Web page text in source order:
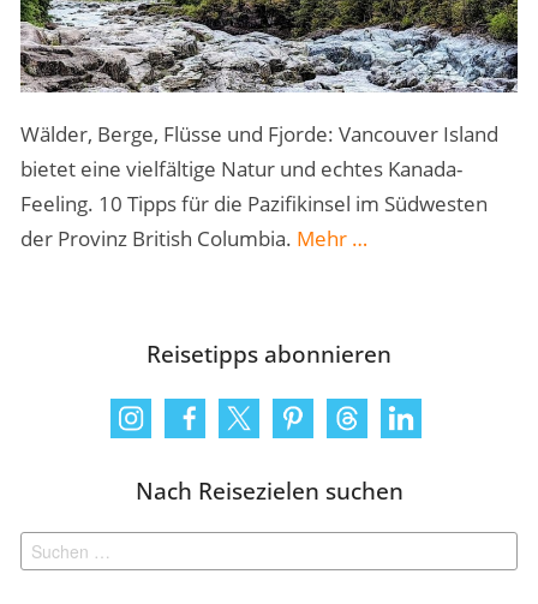
Wälder, Berge, Flüsse und Fjorde: Vancouver Island
bietet eine vielfältige Natur und echtes Kanada-
Feeling. 10 Tipps für die Pazifikinsel im Südwesten
der Provinz British Columbia. Mehr „Vancouver
erkunden“
…
Reisetipps abonnieren
Nach Reisezielen suchen
nach: